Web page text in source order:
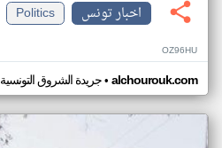
اخبار تونس
Politics
OZ96HU
جريدة الشروق التونسية• alchourouk.com